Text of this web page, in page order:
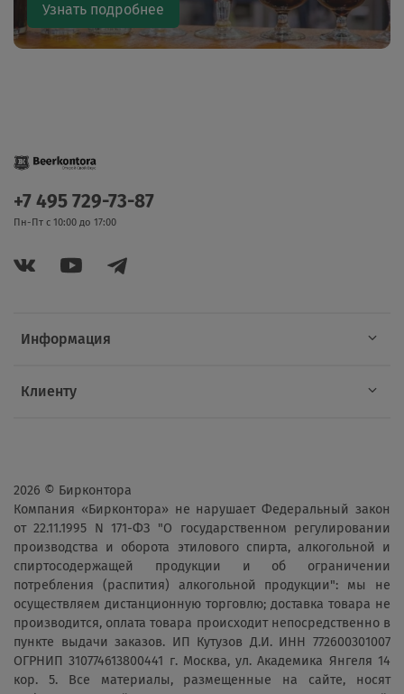
Узнать подробнее
Информация
Клиенту
+7 495 729-73-87
Пн-Пт с 10:00 до 17:00
2026 © Бирконтора
Компания «Бирконтора» не нарушает Федеральный закон
от 22.11.1995 N 171-ФЗ "О государственном регулировании
производства и оборота этилового спирта, алкогольной и
спиртосодержащей продукции и об ограничении
потребления (распития) алкогольной продукции": мы не
осуществляем дистанционную торговлю; доставка товара не
производится, оплата товара происходит непосредственно в
пункте выдачи заказов. ИП Кутузов Д.И. ИНН 772600301007
ОГРНИП 310774613800441 г. Москва, ул. Академика Янгеля 14
кор. 5. Все материалы, размещенные на сайте, носят